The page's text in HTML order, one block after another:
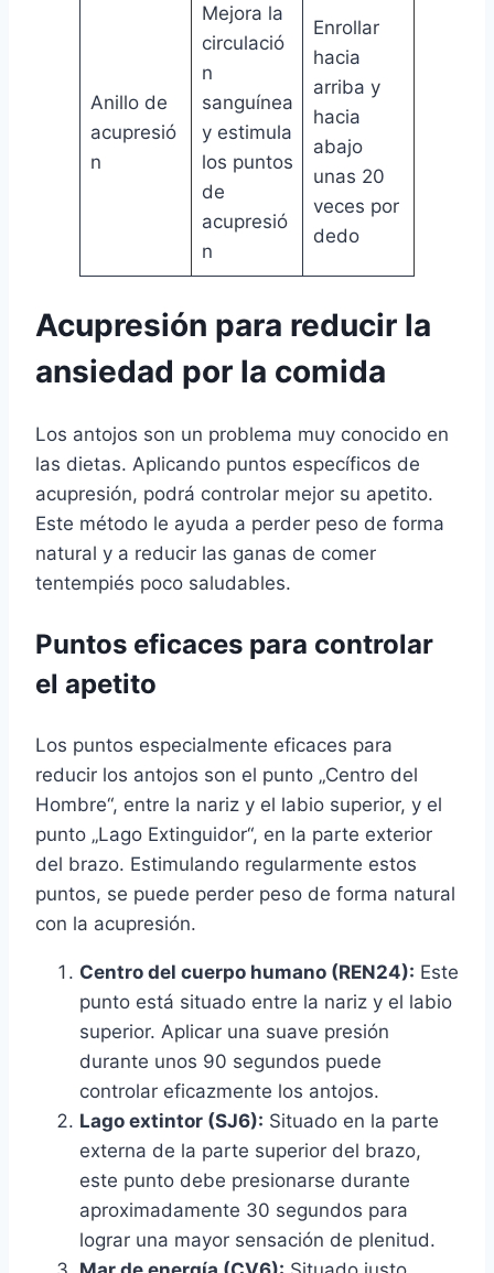
Anillo de
acupresió
n
Mejora la
circulació
n
sanguínea
y estimula
los puntos
de
acupresió
n
Enrollar
hacia
arriba y
hacia
abajo
unas 20
veces por
dedo
Acupresión para reducir la
ansiedad por la comida
Los antojos son un problema muy conocido en
las dietas. Aplicando puntos específicos de
acupresión, podrá controlar mejor su apetito.
Este método le ayuda a perder peso de forma
natural y a reducir las ganas de comer
tentempiés poco saludables.
Puntos eficaces para controlar
el apetito
Los puntos especialmente eficaces para
reducir los antojos son el punto „Centro del
Hombre“, entre la nariz y el labio superior, y el
punto „Lago Extinguidor“, en la parte exterior
del brazo. Estimulando regularmente estos
puntos, se puede perder peso de forma natural
con la acupresión.
Centro del cuerpo humano (REN24): Este
punto está situado entre la nariz y el labio
superior. Aplicar una suave presión
durante unos 90 segundos puede
controlar eficazmente los antojos.
Lago extintor (SJ6): Situado en la parte
externa de la parte superior del brazo,
este punto debe presionarse durante
aproximadamente 30 segundos para
lograr una mayor sensación de plenitud.